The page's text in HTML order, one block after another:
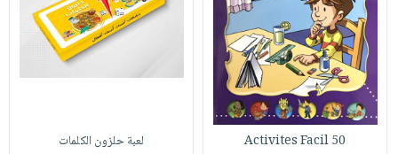
50 Activites Facil لعبة حلزون الكلمات